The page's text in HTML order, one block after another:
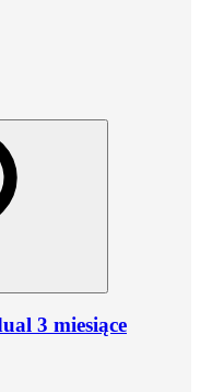
3 miesiące